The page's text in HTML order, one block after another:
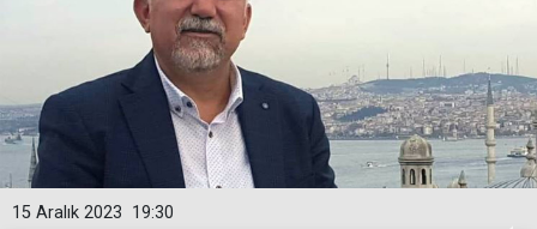
19:30
15 Aralık 2023